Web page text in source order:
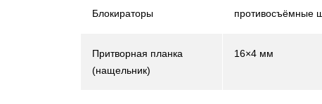
Блокираторы противосъёмные
Притворная планка
(нащельник)
16×4 мм